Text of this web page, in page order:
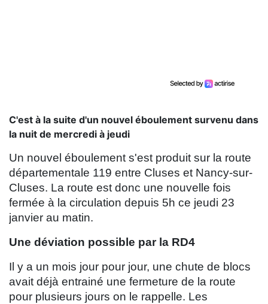
C'est à la suite d'un nouvel éboulement survenu dans
la nuit de mercredi à jeudi
Un nouvel éboulement s'est produit sur la route
départementale 119 entre Cluses et Nancy-sur-
Cluses. La route est donc une nouvelle fois
fermée à la circulation depuis 5h ce jeudi 23
janvier au matin.
Une déviation possible par la RD4
Il y a un mois jour pour jour, une chute de blocs
avait déjà entrainé une fermeture de la route
pour plusieurs jours on le rappelle. Les